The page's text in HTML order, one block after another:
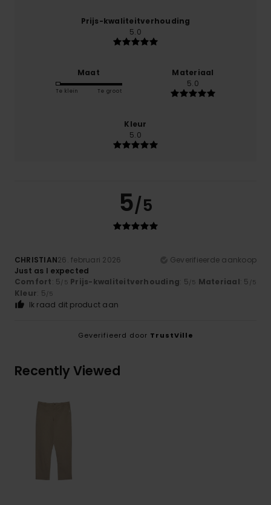
Prijs-kwaliteitverhouding
5.0
Maat
Te klein Te groot
Materiaal
5.0
Kleur
5.0
5/5
CHRISTIAN26. februari 2026
Geverifieerde aankoop
Just as I expected
Comfort: 5/5 Prijs-kwaliteitverhouding: 5/5 Materiaal: 5 /5
Kleur: 5/5
Ik raad dit product aan
Geverifieerd door TrustVille
Recently Viewed